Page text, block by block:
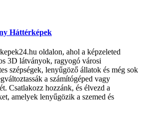
Háttérképek
oldalon, ahol a képzeleted
3D látványok, ragyogó városi
szépségek, lenyűgöző állatok és még sok
a számítógéped vagy
Csatlakozz hozzánk, és élvezd a
amelyek lenyűgözik a szemed és